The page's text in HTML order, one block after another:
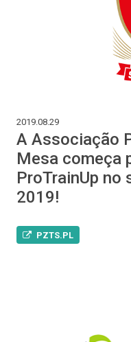
2019.08.29
A Associação
Mesa começa
ProTrainUp no
2019!
PZTS.PL